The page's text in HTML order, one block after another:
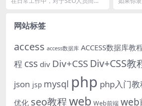
网站标签
access access数据库 ACCESS数据库教
程 css div Div+CSS Div+CSS教
json jsp mysql php php入门教
优化 seo教程web Web前端 web